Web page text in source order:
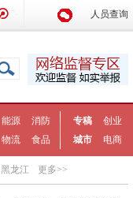
人员查询
能源
消防
物流 食品
专稿
创业
城市
电商
黑龙江 更多>>